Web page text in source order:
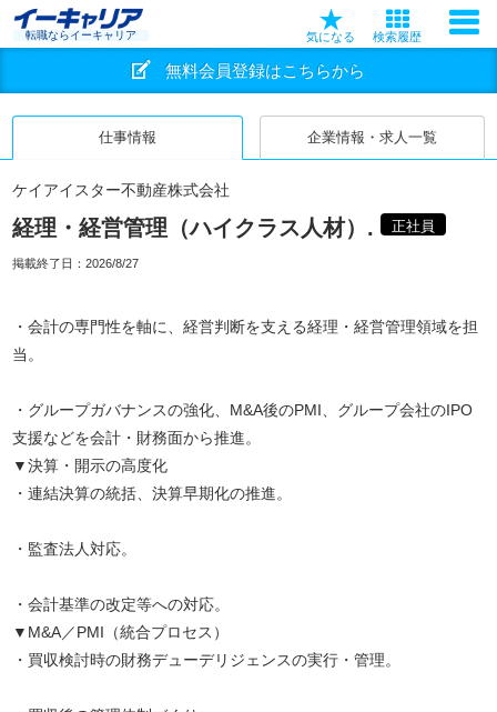
転職ならイーキャリア 気になる 検索履歴
無料会員登録はこちらから
仕事情報 企業情報・求人一覧
ケイアイスター不動産株式会社
経理・経営管理（ハイクラス人材）. 正社員
掲載終了日： 2026/8/27
・会計の専門性を軸に、経営判断を支える経理・経営管理領域を担
当。
・グループガバナンスの強化、M&A後のPMI、グループ会社のIPO
支援などを会計・財務面から推進。
▼決算・開示の高度化
・連結決算の統括、決算早期化の推進。
・監査法人対応。
・会計基準の改定等への対応。
▼M&A／PMI（統合プロセス）
・買収検討時の財務デューデリジェンスの実行・管理。